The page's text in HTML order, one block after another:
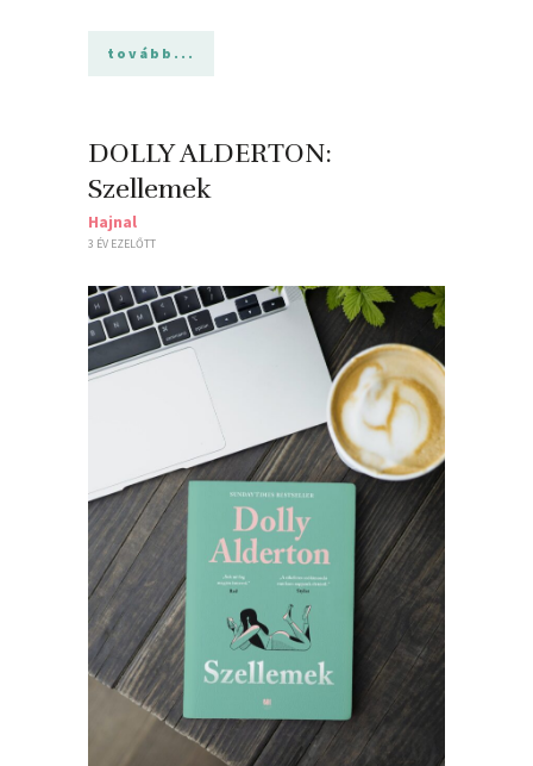
tovább...
DOLLY ALDERTON:
Szellemek
Hajnal
3 ÉV EZELŐTT